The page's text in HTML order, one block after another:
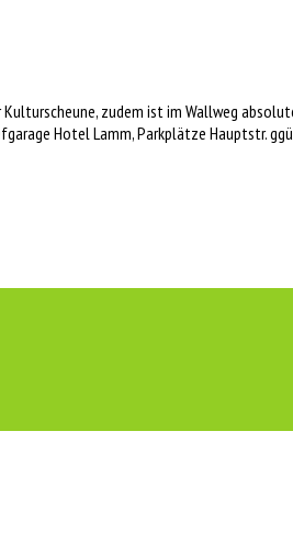
zudem ist im Wallweg
Hotel Lamm, Parkplätze Hauptstr.